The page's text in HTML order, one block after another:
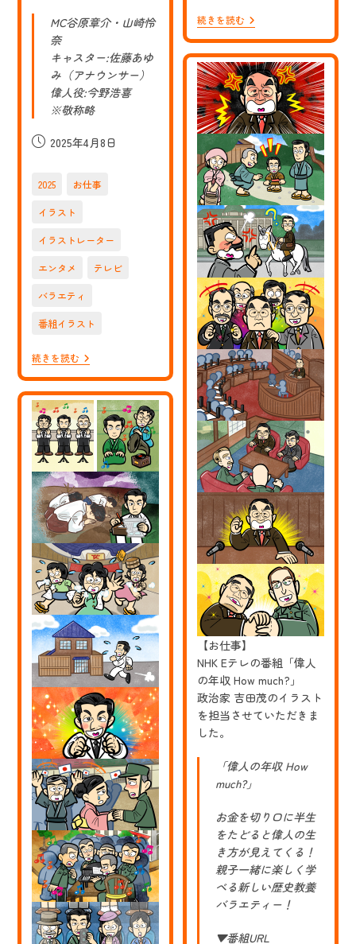
MC谷原章介・山崎怜
奈
キャスター:佐藤あゆ
み（アナウンサー）
偉人役:今野浩喜
※敬称略
投
開
日:
2025年4月8日
2025 お仕事
イラスト
イラストレーター
エンタメ テレビ
バラエティ
番組イラスト
続きを読む【お
仕
事】
NHK
E
テ
レ
の
番
組
「偉
人
の
年
収
How
Much?」
エ
ン
タ
ー
テ
イ
ナ
ー
マ
イ
ケ
ル・
ジ
ャ
ク
ソ
ン
（後
編）
の
イ
ラ
ス
ト
を
担
当
さ
せ
続きを読む【お
仕
事】
NHK
E
テ
レ
の
番
組
「偉
人
の
年
収
How
Much?」
エ
ン
タ
ー
テ
イ
ナ
ー
マ
イ
ケ
ル・
ジ
ャ
ク
ソ
ン
（前
編）
の
イ
ラ
ス
ト
を
担
当
さ
せ
て
い
た
だ
き
ま
し
た
【お仕事】
NHK Eテレの番組「偉人
の年収 How much?」
政治家 吉田茂のイラスト
を担当させていただきま
した。
「偉人の年収 How
much?」
お金を切り口に半生
をたどると偉人の生
き方が見えてくる！
親子一緒に楽しく学
べる新しい歴史教養
バラエティー！
▼番組URL